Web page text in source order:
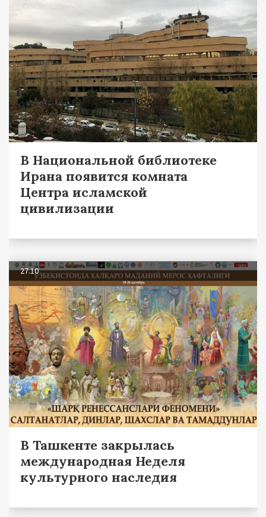
В Национальной библиотеке
Ирана появится комната
Центра исламской
цивилизации
27.10
В Ташкенте закрылась
международная Неделя
культурного наследия